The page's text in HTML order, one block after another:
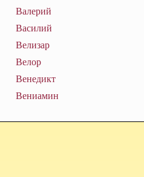
Валерий
Василий
Велизар
Велор
Венедикт
Вениамин